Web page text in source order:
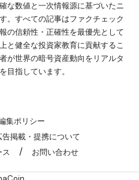
な数値と一次情報源に基づいたニ
。すべての記事はファクチェック
の信頼性・正確性を最優先として
と健全な投資家教育に貢献するこ
が世界の暗号資産動向をリアルタ
目指しています。
集ポリシー
告掲載・提携について
ス お問い合わせ